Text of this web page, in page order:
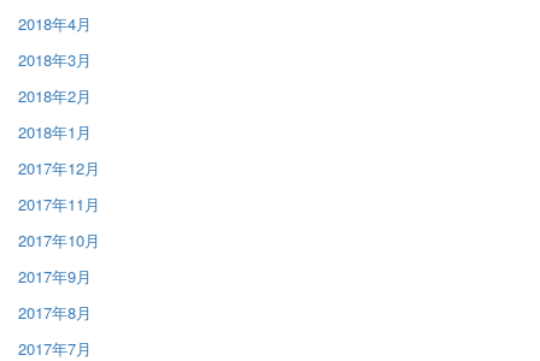
2018年4月
2018年3月
2018年2月
2018年1月
2017年12月
2017年11月
2017年10月
2017年9月
2017年8月
2017年7月